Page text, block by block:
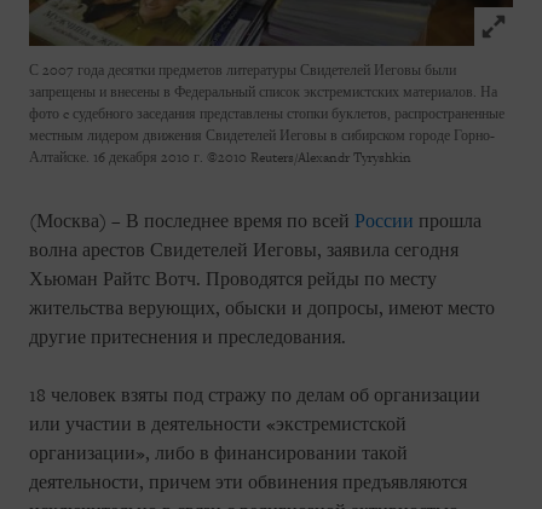
Click
С 2007 года десятки предметов литературы Свидетелей Иеговы были
запрещены и внесены в Федеральный список экстремистских материалов. На
фото c судебного заседания представлены стопки буклетов, распространенные
местным лидером движения Свидетелей Иеговы в сибирском городе Горно-
Алтайске. 16 декабря 2010 г. ©2010 Reuters/Alexandr Tyryshkin
(Москва) – В последнее время по всей России прошла
волна арестов Свидетелей Иеговы, заявила сегодня
Хьюман Райтс Вотч. Проводятся рейды по месту
жительства верующих, обыски и допросы, имеют место
другие притеснения и преследования.
18 человек взяты под стражу по делам об организации
или участии в деятельности «экстремистской
организации», либо в финансировании такой
деятельности, причем эти обвинения предъявляются